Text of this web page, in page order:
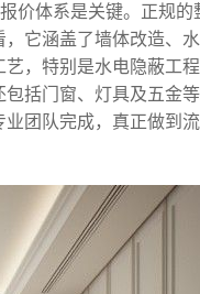
价体系是关键。正规的
它涵盖了墙体改造、
，特别是水电隐蔽工
括门窗、灯具及五金
团队完成，真正做到